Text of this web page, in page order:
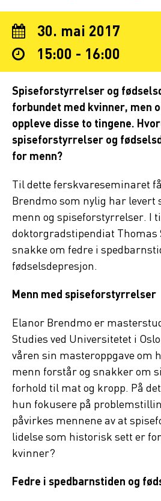
30. mai 2017
15:00 - 16:00
Spiseforstyrrelser og
forbundet med kvinner, men
oppleve disse to tingene.
spiseforstyrrelser og
for menn?
Til dette ferskvareseminaret
Brendmo som nylig har levert
menn og spiseforstyrrelser. I
doktorgradstipendiat Thomas
snakke om fedre i
fødselsdepresjon.
Menn med spiseforstyrrelser
Elanor Brendmo er
Studies ved Universitetet i
våren sin masteroppgave om
menn forstår og snakker om
forhold til mat og kropp. På
hun fokusere på
påvirkes mennene av at
lidelse som historisk sett er
kvinner?
Fedre i spedbarnstiden og